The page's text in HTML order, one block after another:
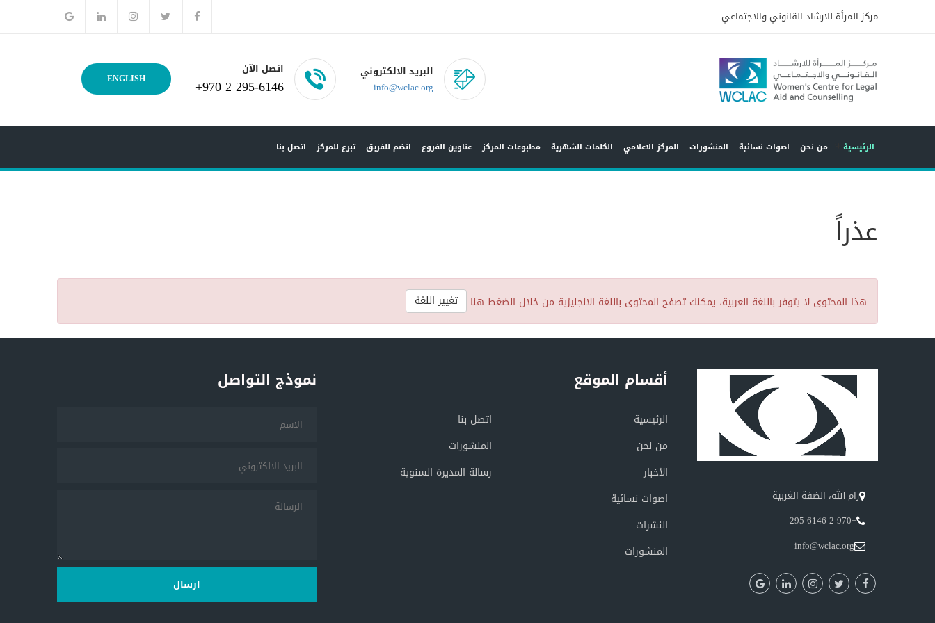
مركز المرأة للارشاد القانوني والاجتماعي
البريد الالكتروني
info@wclac.org
اتصل الآن
+970 2 295-6146
ENGLISH
الرئيسية من نحن اصوات نسائية المنشورات المركز الاعلامي الكلمات الشهرية مطبوعات المركز عناوين الفروع انضم للفريق تبرع للمركز اتصل بنا
عذراً
هذا المحتوى لا يتوفر باللغة العربية، يمكنك تصفح المحتوى باللغة الانجليزية من خلال الضغط هنا تغيير اللغة
رام الله، الضفة الغربية
+970 2 295-6146
info@wclac.org
أقسام الموقع
الرئيسية
من نحن
الأخبار
اصوات نسائية
النشرات
المنشورات
اتصل بنا
المنشورات
رسالة المديرة السنوية
نموذج التواصل
ارسال